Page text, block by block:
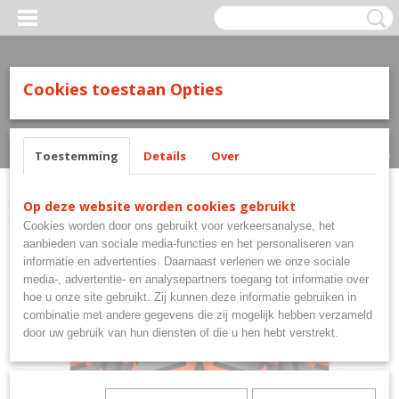
Inloggen Registreren
(0)
Home >Flights>Mission Flights>Mission Vex Black & Orange
Cookies toestaan Opties
Toestemming Details Over
Op deze website worden cookies gebruikt
Cookies worden door ons gebruikt voor verkeersanalyse, het
aanbieden van sociale media-functies en het personaliseren van
informatie en advertenties. Daarnaast verlenen we onze sociale
media-, advertentie- en analysepartners toegang tot informatie over
hoe u onze site gebruikt. Zij kunnen deze informatie gebruiken in
combinatie met andere gegevens die zij mogelijk hebben verzameld
door uw gebruik van hun diensten of die u hen hebt verstrekt.